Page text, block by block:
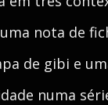
nota de
de gibi e
numa